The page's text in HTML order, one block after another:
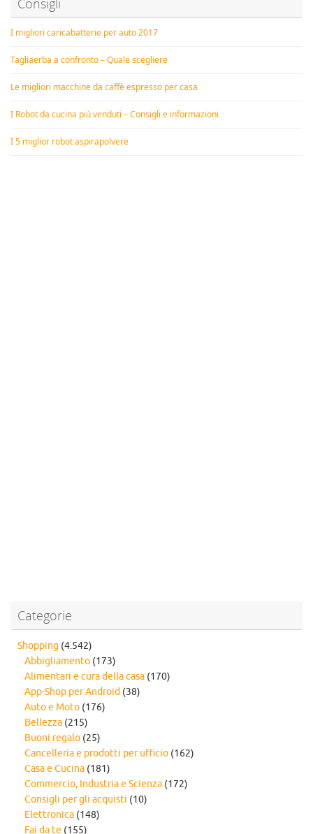
Consigli
I migliori caricabatterie per auto 2017
Tagliaerba a confronto – Quale scegliere
Le migliori macchine da caffè espresso per casa
I Robot da cucina più venduti – Consigli e informazioni
I 5 miglior robot aspirapolvere
Categorie
Shopping (4.542)
Abbigliamento (173)
Alimentari e cura della casa (170)
App-Shop per Android (38)
Auto e Moto (176)
Bellezza (215)
Buoni regalo (25)
Cancelleria e prodotti per ufficio (162)
Casa e Cucina (181)
Commercio, Industria e Scienza (172)
Consigli per gli acquisti (10)
Elettronica (148)
Fai da te (155)